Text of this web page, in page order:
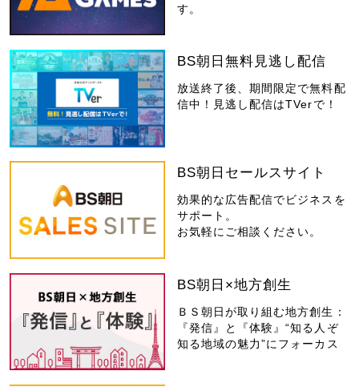
す。
BS朝日無料見逃し配信
放送終了後、期間限定で無料配
信中！見逃し配信はTVerで！
BS朝日セールスサイト
効果的な広告配信でビジネスを
サポート。
お気軽にご相談ください。
BS朝日×地方創生
ＢＳ朝日が取り組む地方創生：
『発信』と『体験』“知る人ぞ
知る地域の魅力”にフォーカス